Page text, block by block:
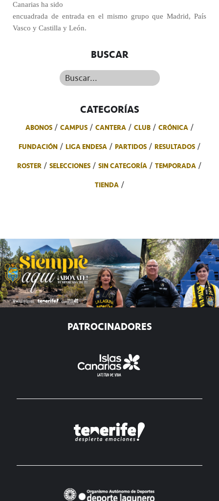
Canarias ha sido
encuadrada de entrada en el mismo grupo que Madrid, País
Vasco y Castilla y León.
BUSCAR
Buscar...
CATEGORÍAS
ABONOS CAMPUS CANTERA CLUB
CRÓNICA
FUNDACIÓN
LIGA ENDESA PARTIDOS
RESULTADOS
ROSTER
SELECCIONES SIN CATEGORÍA
TEMPORADA
TIENDA
PATROCINADORES